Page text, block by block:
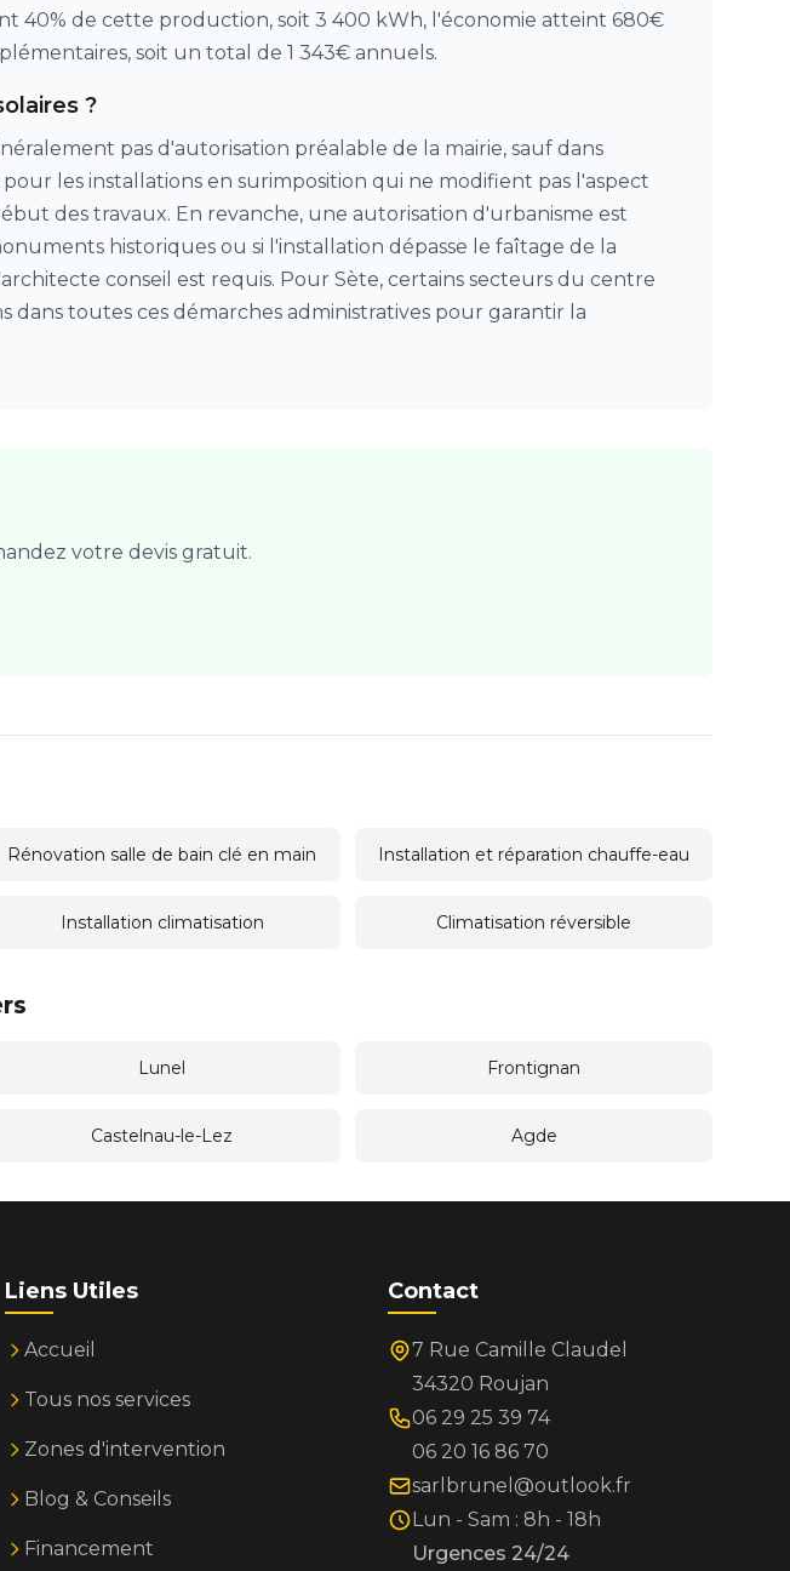
40% de cette production, soit 3 400 kWh, l'économie atteint 680€
soit un total de 1 343€ annuels.
?
pas d'autorisation préalable de la mairie, sauf dans
les installations en surimposition qui ne modifient pas l'aspect
des travaux. En revanche, une autorisation d'urbanisme est
historiques ou si l'installation dépasse le faîtage de la
conseil est requis. Pour Sète, certains secteurs du centre
toutes ces démarches administratives pour garantir la
votre devis gratuit.
Rénovation salle de bain clé en main Installation et réparation chauffe-eau
Installation climatisation Climatisation réversible
Lunel Frontignan
Castelnau-le-Lez Agde
Liens Utiles
Accueil
Tous nos services
Zones d'intervention
Blog & Conseils
Financement
Contact
7 Rue Camille Claudel
34320 Roujan
06 29 25 39 74
06 20 16 86 70
sarlbrunel@outlook.fr
Lun - Sam : 8h - 18h
Urgences 24/24